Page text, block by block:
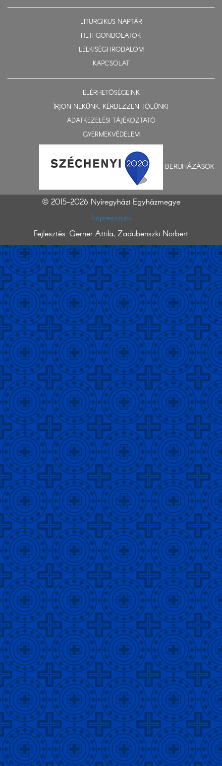
LITURGIKUS NAPTÁR
HETI GONDOLATOK
LELKISÉGI IRODALOM
KAPCSOLAT
ELÉRHETŐSÉGEINK
ÍRJON NEKÜNK, KÉRDEZZEN TŐLÜNK!
ADATKEZELÉSI TÁJÉKOZTATÓ
GYERMEKVÉDELEM
BERUHÁZÁSOK
© 2015-2026 Nyíregyházi Egyházmegye
Impresszum
Fejlesztés: Gerner Attila, Zadubenszki Norbert